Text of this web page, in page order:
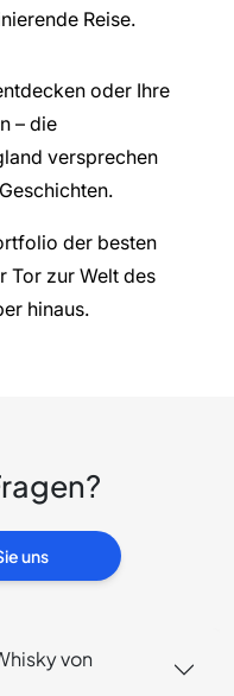
Reise.
oder Ihre
– die
versprechen
der besten
Tor zur Welt des
hinaus.
uns
von